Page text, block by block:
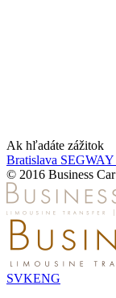
Ak hľadáte zážitok
Bratislava SEGWAY
© 2016 Business Car
SVKENG